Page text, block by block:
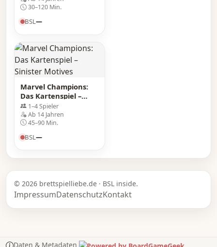
30–120 Min.
BSL—
Marvel Champions:
Das Kartenspiel –
Sinister Motives
1–4 Spieler
Ab 14 Jahren
45–90 Min.
BSL—
© 2026 brettspielliebe.de · BSL inside.
ImpressumDatenschutzKontakt
Daten & Metadaten